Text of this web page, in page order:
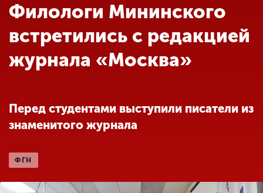
Абитуриенту
Обучение
Наука
Международная
деятельность
Филологи Мининского
встретились с редакцией
журнала «Москва»
Перед студентами выступили писатели из
знаменитого журнала
ФГН